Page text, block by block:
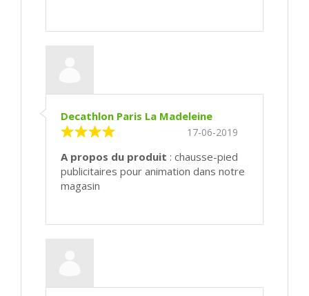
Decathlon Paris La Madeleine
17-06-2019
A propos du produit : chausse-pied
publicitaires pour animation dans notre
magasin